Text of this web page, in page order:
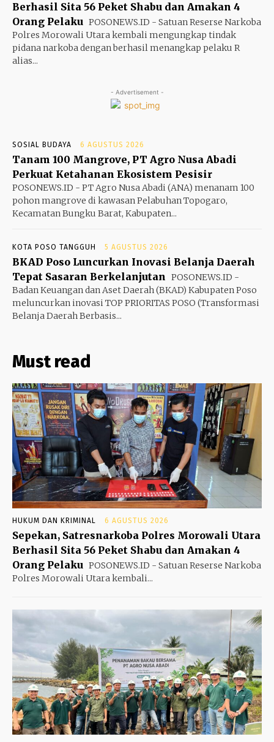
Berhasil Sita 56 Peket Shabu dan Amakan 4
Orang Pelaku POSONEWS.ID - Satuan Reserse Narkoba
Polres Morowali Utara kembali mengungkap tindak
pidana narkoba dengan berhasil menangkap pelaku R
alias...
- Advertisement -
SOSIAL BUDAYA 6 AGUSTUS 2026
Tanam 100 Mangrove, PT Agro Nusa Abadi
Perkuat Ketahanan Ekosistem Pesisir
POSONEWS.ID - PT Agro Nusa Abadi (ANA) menanam 100
pohon mangrove di kawasan Pelabuhan Topogaro,
Kecamatan Bungku Barat, Kabupaten...
KOTA POSO TANGGUH 5 AGUSTUS 2026
BKAD Poso Luncurkan Inovasi Belanja Daerah
Tepat Sasaran Berkelanjutan POSONEWS.ID -
Badan Keuangan dan Aset Daerah (BKAD) Kabupaten Poso
meluncurkan inovasi TOP PRIORITAS POSO (Transformasi
Belanja Daerah Berbasis...
Must read
HUKUM DAN KRIMINAL 6 AGUSTUS 2026
Sepekan, Satresnarkoba Polres Morowali Utara
Berhasil Sita 56 Peket Shabu dan Amakan 4
Orang Pelaku POSONEWS.ID - Satuan Reserse Narkoba
Polres Morowali Utara kembali...